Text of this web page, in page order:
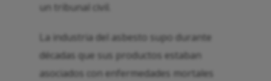
un tribunal civil.
La industria del asbesto supo durante
décadas que sus productos estaban
asociados con enfermedades mortales